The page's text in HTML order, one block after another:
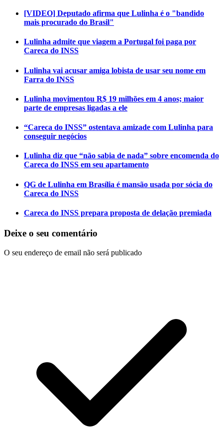
[VIDEO] Deputado afirma que Lulinha é o "bandido
mais procurado do Brasil"
Lulinha admite que viagem a Portugal foi paga por
Careca do INSS
Lulinha vai acusar amiga lobista de usar seu nome em
Farra do INSS
Lulinha movimentou R$ 19 milhões em 4 anos; maior
parte de empresas ligadas a ele
“Careca do INSS” ostentava amizade com Lulinha para
conseguir negócios
Lulinha diz que “não sabia de nada” sobre encomenda do
Careca do INSS em seu apartamento
QG de Lulinha em Brasília é mansão usada por sócia do
Careca do INSS
Careca do INSS prepara proposta de delação premiada
Deixe o seu comentário
O seu endereço de email não será publicado